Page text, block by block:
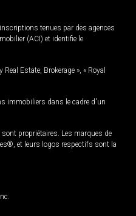
tenues par des agences
(ACI) et identifie le
Real Estate, Brokerage », « Royal
immobiliers dans le cadre d'un
propriétaires. Les marques de
et leurs logos respectifs sont la